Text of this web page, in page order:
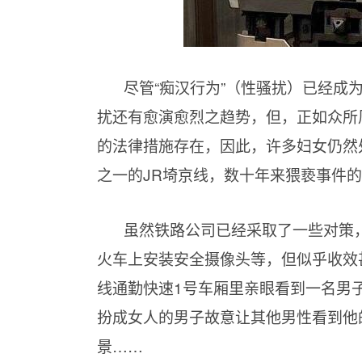
尽管“痴汉行为”（性骚扰）已经
扰还有愈演愈烈之趋势，但，正如众
的法律措施存在，因此，许多妇女仍
之一的JR埼京线，数十年来猥亵事
虽然铁路公司已经采取了一些对
火车上安装安全摄像头等，但似乎收
线通勤快速1号车厢里亲眼看到一名男
扮成女人的男子故意让其他男性看到
景……